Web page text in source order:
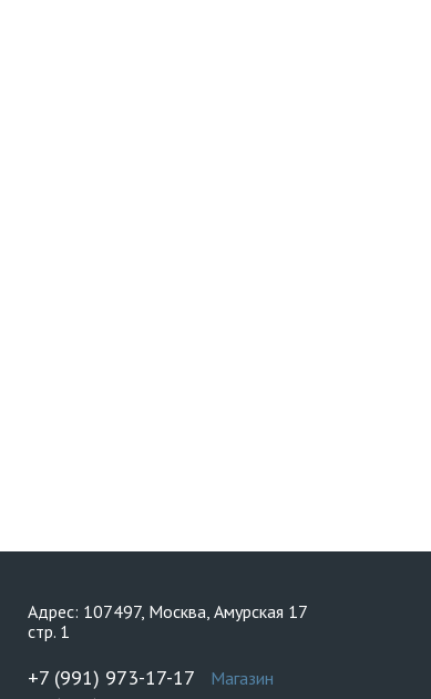
Адрес: 107497, Москва, Амурская 17
стр. 1
+7 (991) 973-17-17 Магазин